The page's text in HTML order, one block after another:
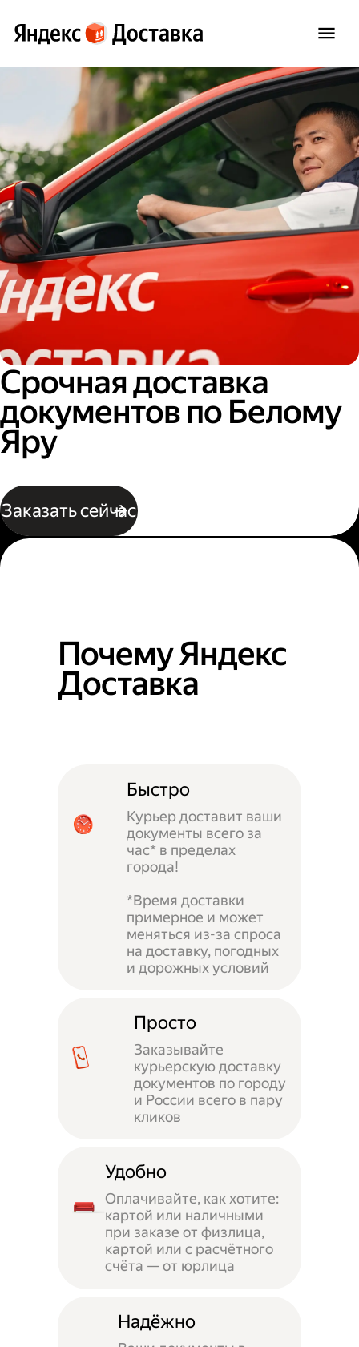
Срочная доставка
документов по Белому
Яру
Заказать сейчас
Почему Яндекс
Доставка
Быстро
Курьер доставит ваши
документы всего за
час* в пределах
города!
*Время доставки
примерное и может
меняться из-за спроса
на доставку, погодных
и дорожных условий
Просто
Заказывайте
курьерскую доставку
документов по городу
и России всего в пару
кликов
Удобно
Оплачивайте, как хотите:
картой или наличными
при заказе от физлица,
картой или с расчётного
счёта — от юрлица
Надёжно